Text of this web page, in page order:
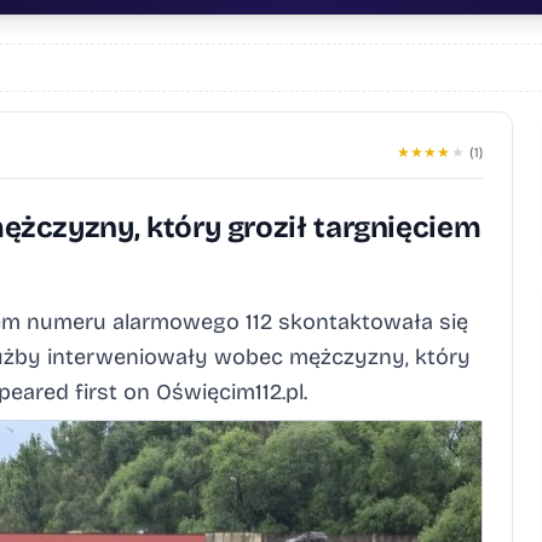
★★★★ ★ (1)
który groził targnięciem
numeru alarmowego 112 skontaktowała się
interweniowały wobec mężczyzny, który
first on Oświęcim112.pl.